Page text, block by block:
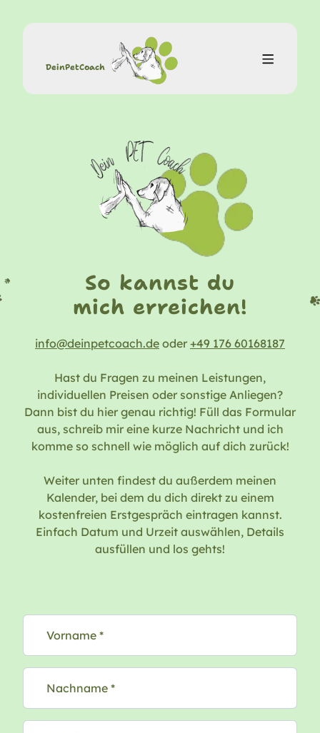
DeinPetCoach
So kannst du
mich erreichen!
info@deinpetcoach.de oder +49 176 60168187
Hast du Fragen zu meinen Leistungen,
individuellen Preisen oder sonstige Anliegen?
Dann bist du hier genau richtig! Füll das Formular
aus, schreib mir eine kurze Nachricht und ich
komme so schnell wie möglich auf dich zurück!
Weiter unten findest du außerdem meinen
Kalender, bei dem du dich direkt zu einem
kostenfreien Erstgespräch eintragen kannst.
Einfach Datum und Urzeit auswählen, Details
ausfüllen und los gehts!
Vorname *
Nachname *